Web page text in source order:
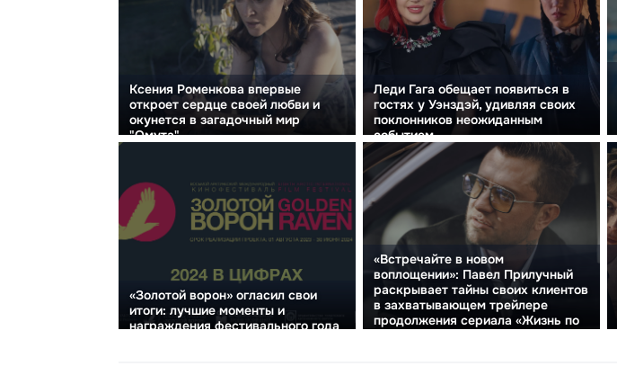
Ксения Роменкова впервые
откроет сердце своей любви и
окунется в загадочный мир
"Омута".
Леди Гага обещает появиться в
гостях у Уэнздэй, удивляя своих
поклонников неожиданным
событием.
«Золотой ворон» огласил свои
итоги: лучшие моменты и
награждения фестивального года
«Встречайте в новом
воплощении»: Павел Прилучный
раскрывает тайны своих клиентов
в захватывающем трейлере
продолжения сериала «Жизнь по